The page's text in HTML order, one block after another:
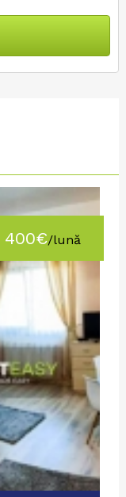
400€/lună